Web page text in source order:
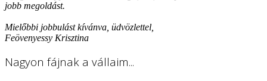
jobb megoldást.
Mielőbbi jobbulást kívánva, üdvözlettel,
Feövenyessy Krisztina
Nagyon fájnak a vállaim...